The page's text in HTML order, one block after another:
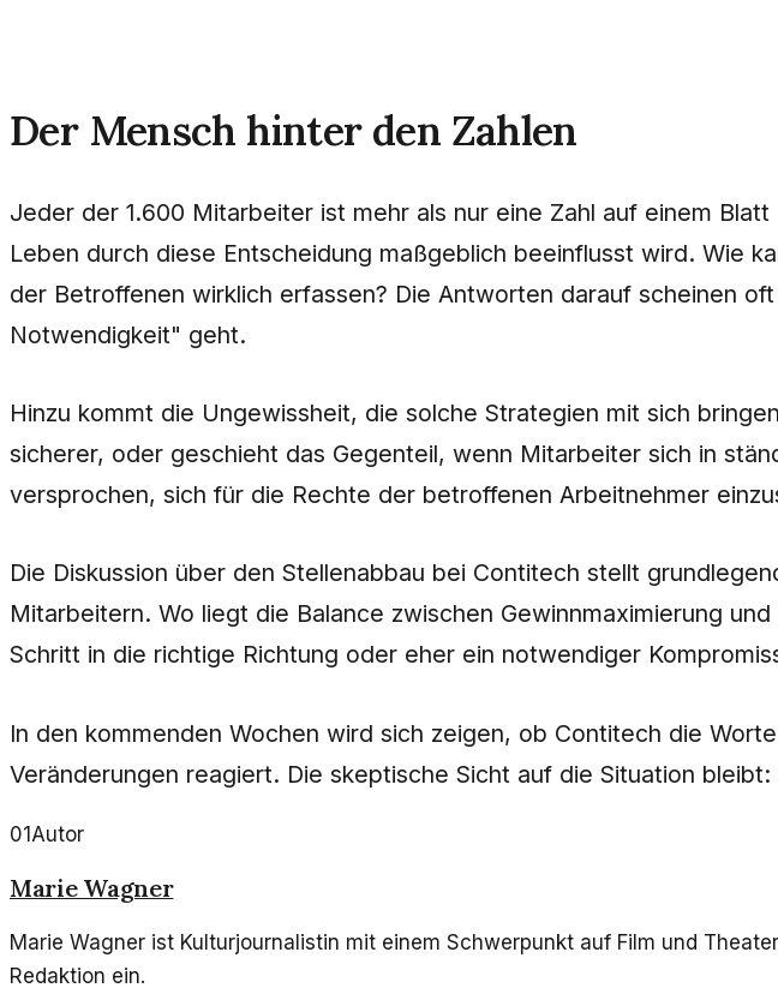
Der Mensch hinter den Zahlen
Jeder der 1.600 Mitarbeiter ist mehr als nur eine Zahl auf einem
Leben durch diese Entscheidung maßgeblich beeinflusst wird. Wie
der Betroffenen wirklich erfassen? Die Antworten darauf scheinen
Notwendigkeit" geht.
Hinzu kommt die Ungewissheit, die solche Strategien mit sich
sicherer, oder geschieht das Gegenteil, wenn Mitarbeiter sich in
versprochen, sich für die Rechte der betroffenen Arbeitnehmer
Die Diskussion über den Stellenabbau bei Contitech stellt
Mitarbeitern. Wo liegt die Balance zwischen Gewinnmaximierung
Schritt in die richtige Richtung oder eher ein notwendiger
In den kommenden Wochen wird sich zeigen, ob Contitech die
Veränderungen reagiert. Die skeptische Sicht auf die Situation
01 Autor
Marie Wagner
Marie Wagner ist Kulturjournalistin mit einem Schwerpunkt auf Film und
Redaktion ein.